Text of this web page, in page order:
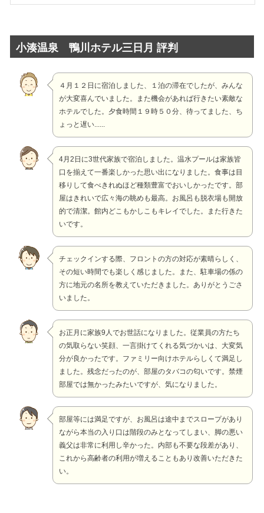
小湊温泉 鴨川ホテル三日月 評判
４月１２日に宿泊しました、１泊の滞在でしたが、みんな
が大変喜んでいました。また機会があれば行きたい素敵な
ホテルでした。夕食時間１９時５０分、待ってました、ち
ょっと遅い......
4月2日に3世代家族で宿泊しました。温水プールは家族皆
口を揃えて一番楽しかった思い出になりました。食事は目
移りして食べきれぬほど種類豊富でおいしかったです。部
屋はきれいで広々海の眺めも最高。お風呂も脱衣場も開放
的で清潔。館内どこもかしこもキレイでした。また行きた
いです。
チェックインする際、フロントの方の対応が素晴らしく、
その短い時間でも楽しく感じました。また、駐車場の係の
方に地元の名所を教えていただきました。ありがとうごさ
いました。
お正月に家族9人でお世話になりました。従業員の方たち
の気取らない笑顔、一言掛けてくれる気づかいは、大変気
分が良かったです。ファミリー向けホテルらしくて満足し
ました。残念だったのが、部屋のタバコの匂いです。禁煙
部屋では無かったみたいですが、気になりました。
部屋等には満足ですが、お風呂は途中までスロープがあり
ながら本当の入り口は階段のみとなってしまい、脚の悪い
義父は非常に利用し辛かった。内部も不要な段差があり、
これから高齢者の利用が増えることもあり改善いただきた
い。